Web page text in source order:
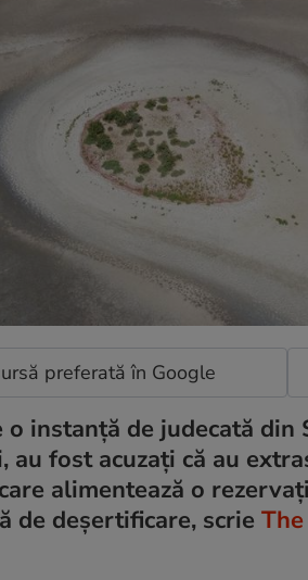
preferată în Google
instanță de judecată
au fost acuzați că au
alimentează o
de deșertificare, scrie